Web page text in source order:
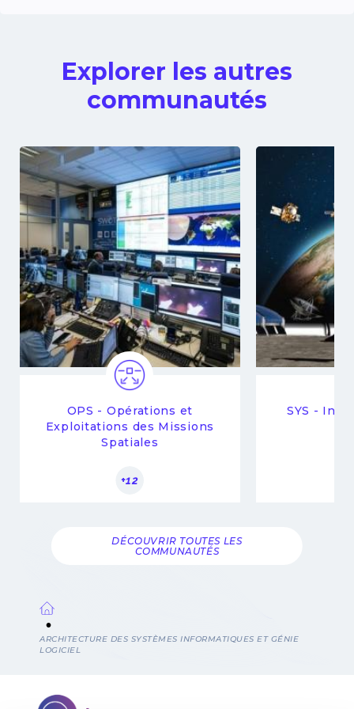
Explorer les autres
communautés
OPS - Opérations et
Exploitations des Missions
Spatiales
+12
SYS -
DÉCOUVRIR TOUTES LES
COMMUNAUTÉS
Fil
d'Ariane
ARCHITECTURE DES SYSTÈMES INFORMATIQUES ET GÉNIE
LOGICIEL